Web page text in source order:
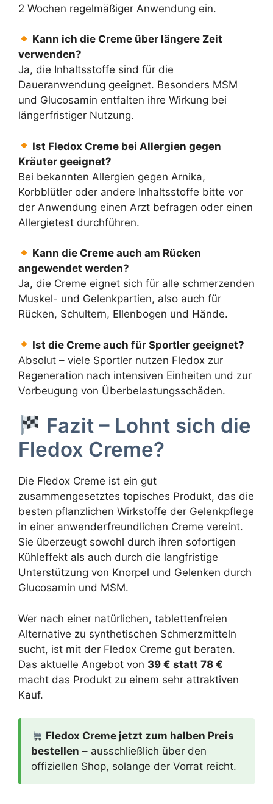
2 Wochen regelmäßiger Anwendung ein.
Kann ich die Creme über längere Zeit
verwenden?
Ja, die Inhaltsstoffe sind für die
Daueranwendung geeignet. Besonders MSM
und Glucosamin entfalten ihre Wirkung bei
längerfristiger Nutzung.
Ist Fledox Creme bei Allergien gegen
Kräuter geeignet?
Bei bekannten Allergien gegen Arnika,
Korbblütler oder andere Inhaltsstoffe bitte vor
der Anwendung einen Arzt befragen oder einen
Allergietest durchführen.
Kann die Creme auch am Rücken
angewendet werden?
Ja, die Creme eignet sich für alle schmerzenden
Muskel- und Gelenkpartien, also auch für
Rücken, Schultern, Ellenbogen und Hände.
Ist die Creme auch für Sportler geeignet?
Absolut – viele Sportler nutzen Fledox zur
Regeneration nach intensiven Einheiten und zur
Vorbeugung von Überbelastungsschäden.
Fazit – Lohnt sich die
Fledox Creme?
Die Fledox Creme ist ein gut
zusammengesetztes topisches Produkt, das die
besten pflanzlichen Wirkstoffe der Gelenkpflege
in einer anwenderfreundlichen Creme vereint.
Sie überzeugt sowohl durch ihren sofortigen
Kühleffekt als auch durch die langfristige
Unterstützung von Knorpel und Gelenken durch
Glucosamin und MSM.
Wer nach einer natürlichen, tablettenfreien
Alternative zu synthetischen Schmerzmitteln
sucht, ist mit der Fledox Creme gut beraten.
Das aktuelle Angebot von 39 € statt 78 €
macht das Produkt zu einem sehr attraktiven
Kauf.
Fledox Creme jetzt zum halben Preis
bestellen – ausschließlich über den
offiziellen Shop, solange der Vorrat reicht.